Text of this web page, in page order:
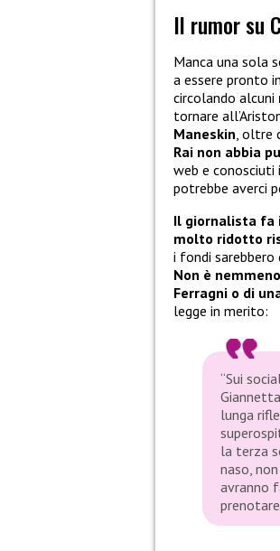
Il rumor su
Manca una sola
a essere pronto
circolando alcuni
tornare
Maneskin, oltre
Rai non abbia
web e
potrebbe averci
Il giornalista fa
molto ridotto
i fondi sarebbero
Non è
Ferragni o di
legge in merito:
“Sui
lunga
la terza
naso,
avranno
prenotare